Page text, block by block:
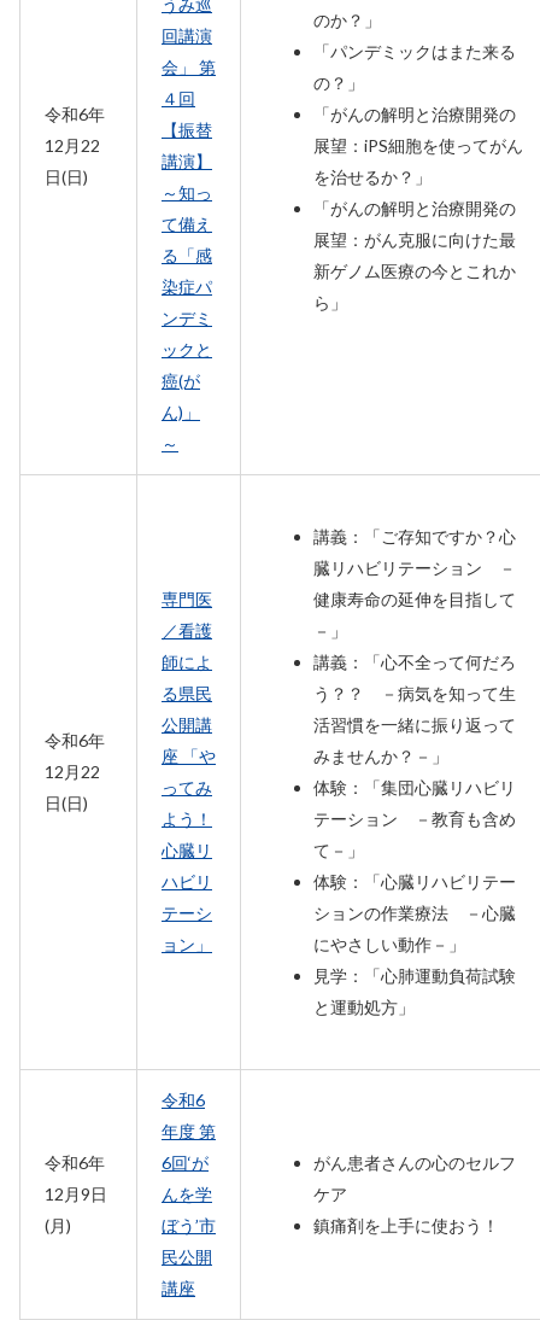
令和6年
12月22
日(日)
うみ巡
回講演
会」 第
４回
【振替
講演】
～知っ
て備え
る「感
染症パ
ンデミ
ックと
癌(が
ん)」
～
のか？」
「パンデミックはまた来る
の？」
「がんの解明と治療開発の
展望：iPS細胞を使ってがん
を治せるか？」
「がんの解明と治療開発の
展望：がん克服に向けた最
新ゲノム医療の今とこれか
ら」
令和6年
12月22
日(日)
専門医
／看護
師によ
る県民
公開講
座 「や
ってみ
よう！
心臓リ
ハビリ
テーシ
ョン」
講義：「ご存知ですか？心
臓リハビリテーション －
健康寿命の延伸を目指して
－」
講義：「心不全って何だろ
う？？ －病気を知って生
活習慣を一緒に振り返って
みませんか？－」
体験：「集団心臓リハビリ
テーション －教育も含め
て－」
体験：「心臓リハビリテー
ションの作業療法 －心臓
にやさしい動作－」
見学：「心肺運動負荷試験
と運動処方」
令和6年
12月9日
(月)
令和6
年度 第
6回‘が
んを学
ぼう’市
民公開
講座
がん患者さんの心のセルフ
ケア
鎮痛剤を上手に使おう！